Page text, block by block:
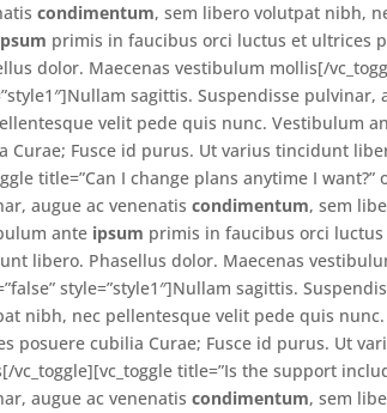
condimentum, sem libero volutpat nibh,
primis in faucibus orci luctus et ultrices
dolor. Maecenas vestibulum mollis[/
sagittis. Suspendisse
velit pede quis nunc. Vestibulum
Curae; Fusce id purus. Ut varius tincidunt
title=”Can I change plans anytime I
augue ac venenatiscondimentum, sem
ante ipsum primis in faucibus orci
libero. Phasellus dolor. Maecenas
style=”style1″]Nullam sagittis.
nibh, nec pellentesque velit pede quis
posuere cubilia Curae; Fusce id purus. Ut
vc_toggle][vc_toggle title=”Is the support
augue ac venenatiscondimentum, sem